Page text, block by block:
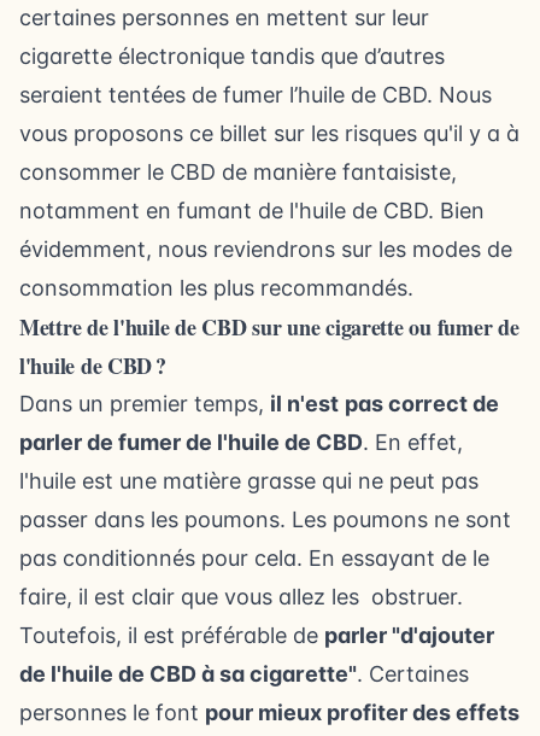
certaines personnes en mettent sur leur
cigarette électronique tandis que d’autres
seraient tentées de fumer l’huile de CBD. Nous
vous proposons ce billet sur les risques qu'il y a à
consommer le CBD de manière fantaisiste,
notamment en fumant de l'huile de CBD. Bien
évidemment, nous reviendrons sur les modes de
consommation les plus recommandés.
Mettre de l'huile de CBD sur une cigarette ou fumer de
l'huile de CBD ?
Dans un premier temps, il n'est pas correct de
parler de fumer de l'huile de CBD. En effet,
l'huile est une matière grasse qui ne peut pas
passer dans les poumons. Les poumons ne sont
pas conditionnés pour cela. En essayant de le
faire, il est clair que vous allez les obstruer.
Toutefois, il est préférable de parler "d'ajouter
de l'huile de CBD à sa cigarette". Certaines
personnes le font pour mieux profiter des effets